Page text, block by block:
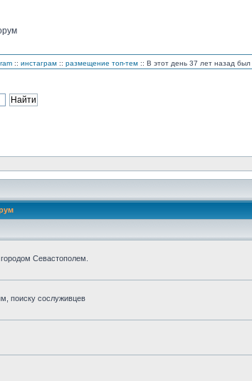
:: инстаграм :: размещение топ-тем :: В этот день 37 лет назад
Севастополем.
поиску сослуживцев